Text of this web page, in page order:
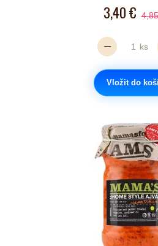
3,40 €
ks
Vložit do